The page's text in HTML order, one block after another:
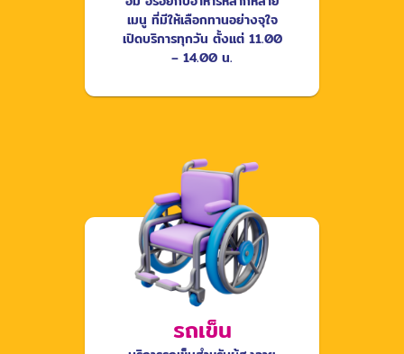
เมนู ที่มีให้เลือกทานอย่างจุใจ
เปิดบริการทุกวัน ตั้งแต่ 11.00
– 14.00 น.
รถเข็น